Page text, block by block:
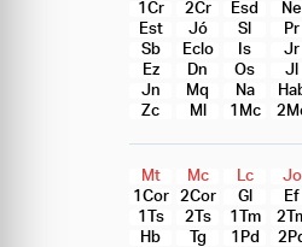
1Cr
2Cr Esd Ne
Est
Jó Sl Pr
Sb
Eclo Is Jr
Ez
Dn Os Jl
Jn
Mq Na
Zc
Ml 1Mc
Mt Mc Lc Jo
1Cor
2Cor Gl Ef
1Ts
2Ts 1Tm
Hb
Tg 1Pd